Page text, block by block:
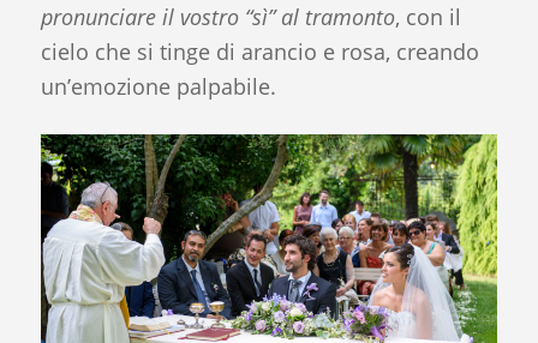
pronunciare il vostro “sì” al tramonto, con il
cielo che si tinge di arancio e rosa, creando
un’emozione palpabile.